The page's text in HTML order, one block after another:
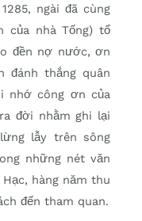
ngài đã cùng
của nhà Tống) tổ
đền nợ nước, ơn
đánh thắng quân
nhớ công ơn của
đời nhằm ghi lại
lẫy trên sông
những nét văn
hàng năm thu
đến tham quan.